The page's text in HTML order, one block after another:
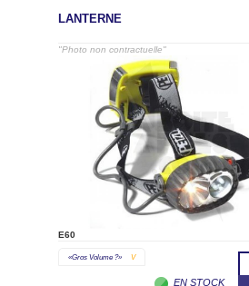
LANTERNE
"Photo non contractuelle"
E60
«gros Volume ?» V
EN STOCK